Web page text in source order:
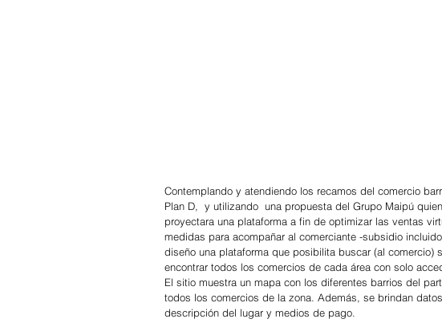
Contemplando y atendiendo los recamos del comercio
Plan D,  y utilizando  una propuesta del Grupo Maipú
proyectara una plataforma a fin de optimizar las ventas
medidas para acompañar al comerciante -subsidio
diseño una plataforma que posibilita buscar (al
encontrar todos los comercios de cada área con solo
El sitio muestra un mapa con los diferentes barrios del
todos los comercios de la zona. Además, se brindan
descripción del lugar y medios de pago.